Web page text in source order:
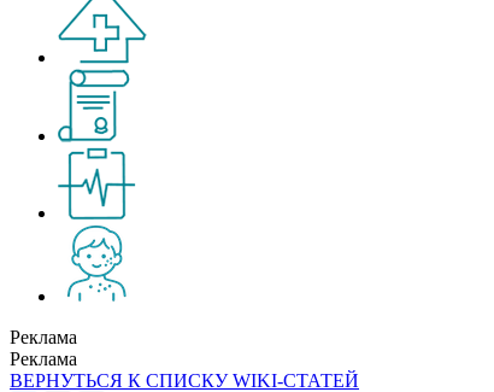
Реклама
Реклама
ВЕРНУТЬСЯ К СПИСКУ WIKI-СТАТЕЙ